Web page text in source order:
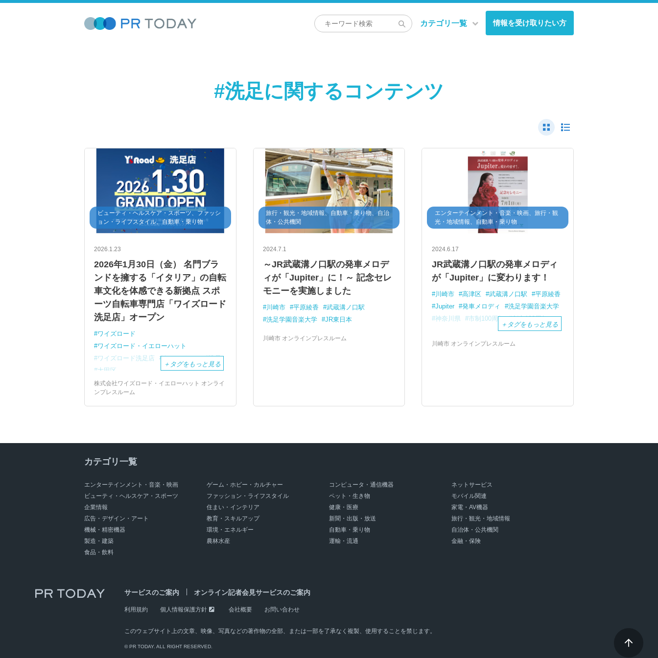
カテゴリ一覧 情報を受け取りたい方
#洗足に関するコンテンツ
ビューティ・ヘルスケア・スポーツ、ファッシ
ョン・ライフスタイル、自動車・乗り物
2026.1.23
2026年1月30日（金） 名門ブラ
ンドを擁する「イタリア」の自転
車文化を体感できる新拠点 スポ
ーツ自転車専門店「ワイズロード
洗足店」オープン
ワイズロード
ワイズロード・イエローハット
ワイズロード洗足店
キャンペーン
洗足
大田区
＋ タグをもっと見る
株式会社ワイズロード・イエローハット オンライ
ンプレスルーム
旅行・観光・地域情報、自動車・乗り物、自治
体・公共機関
2024.7.1
～JR武蔵溝ノ口駅の発車メロデ
ィが「Jupiter」に！～ 記念セレ
モニーを実施しました
川崎市 平原綾香
武蔵溝ノ口駅
洗足学園音楽大学
JR東日本
川崎市 オンラインプレスルーム
エンターテインメント・音楽・映画、旅行・観
光・地域情報、自動車・乗り物
2024.6.17
JR武蔵溝ノ口駅の発車メロディ
が「Jupiter」に変わります！
川崎市 高津区 武蔵溝ノ口駅
平原綾香
Jupiter
発車メロディ
洗足学園音楽大学
神奈川県
市制100周年 創立100周年
＋ タグをもっと見る
川崎市 オンラインプレスルーム
カテゴリ一覧
エンターテインメント・音楽・映画 ゲーム・ホビー・カルチャー コンピュータ・通信機器
ネットサービス
ビューティ・ヘルスケア・スポーツ
ファッション・ライフスタイル ペット・生き物
モバイル関連
企業情報
住まい・インテリア 健康・医療
家電・AV機器
広告・デザイン・アート
教育・スキルアップ 新聞・出版・放送
旅行・観光・地域情報
機械・精密機器
環境・エネルギー 自動車・乗り物
自治体・公共機関
製造・建築
農林水産 運輸・流通
金融・保険
食品・飲料
サービスのご案内 オンライン記者会見サービスのご案内
利用規約 個人情報保護方針 会社概要 お問い合わせ
このウェブサイト上の文章、映像、写真などの著作物の全部、または一部を了承なく複製、使用することを禁じます。
© PR TODAY. ALL RIGHT RESERVED.